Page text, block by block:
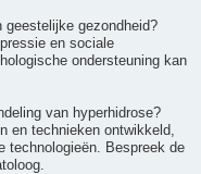
geestelijke gezondheid?
en sociale
ondersteuning kan
van hyperhidrose?
en technieken ontwikkeld,
technologieën. Bespreek de